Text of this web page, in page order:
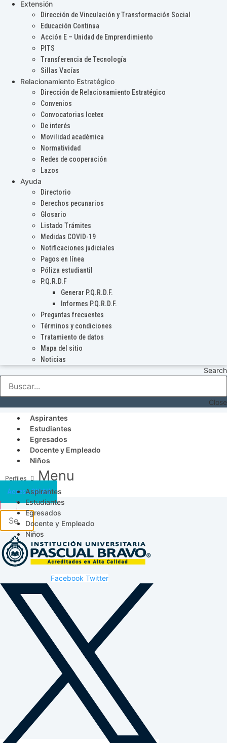
Extensión
Dirección de Vinculación y Transformación Social
Educación Continua
Acción E – Unidad de Emprendimiento
PITS
Transferencia de Tecnología
Sillas Vacías
Relacionamiento Estratégico
Dirección de Relacionamiento Estratégico
Convenios
Convocatorias Icetex
De interés
Movilidad académica
Normatividad
Redes de cooperación
Lazos
Ayuda
Directorio
Derechos pecunarios
Glosario
Listado Trámites
Medidas COVID-19
Notificaciones judiciales
Pagos en línea
Póliza estudiantil
P.Q.R.D.F
Generar P.Q.R.D.F.
Informes P.Q.R.D.F.
Preguntas frecuentes
Términos y condiciones
Tratamiento de datos
Mapa del sitio
Noticias
Search
Close
Aspirantes
Estudiantes
Egresados
Docente y Empleado
Niños
Menu
Aspirantes
Estudiantes
Egresados
Docente y Empleado
Niños
Acceso SICAU
Facebook Twitter